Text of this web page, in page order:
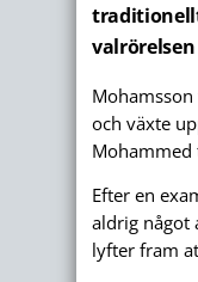
valrörelsen
och växte
Mohammed
Efter en
aldrig något
lyfter fram